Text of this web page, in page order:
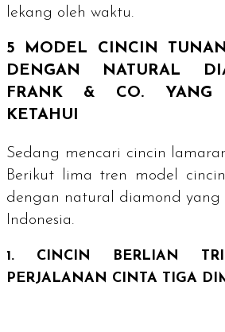
lekang oleh waktu.
5 MODEL CINCIN
DENGAN
NATURAL
FRANK & CO. YANG
KETAHUI
Sedang mencari cincin
Berikut lima tren model
dengan natural diamond yang
Indonesia.
1. CINCIN BERLIAN
PERJALANAN CINTA TIGA